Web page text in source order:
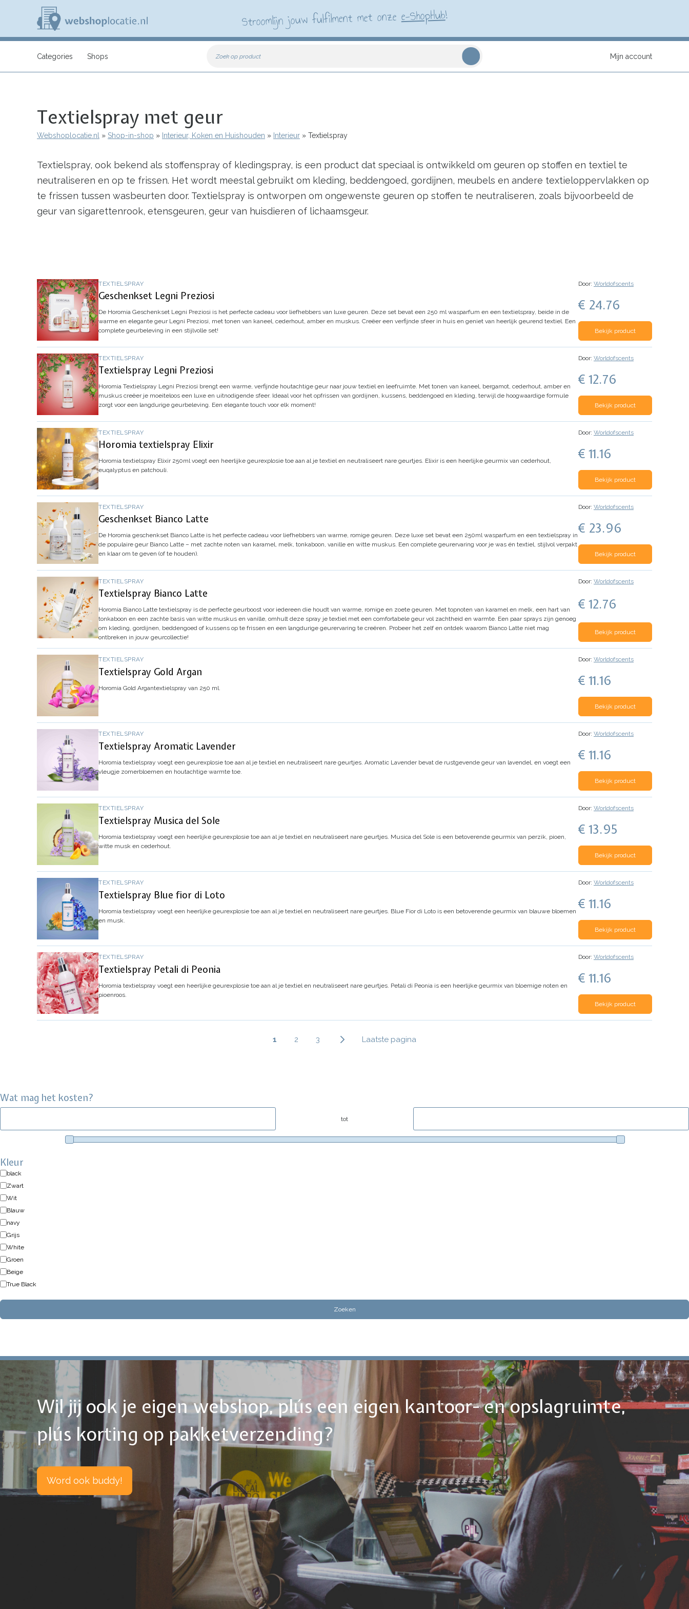
inhoud
e
s
l
a
e
n
l
Stroomlijn jouw fulfilment met onzee-ShopHub!
Zoek op product
Categories Shops Mijn account
Textielspray met geur
Kruimelpad
Webshoplocatie.nl Shop-in-shop Interieur, Koken en Huishouden Interieur Textielspray
Textielspray, ook bekend als stoffenspray of kledingspray, is een product dat speciaal is ontwikkeld om geuren op stoffen en textiel te
neutraliseren en op te frissen. Het wordt meestal gebruikt om kleding, beddengoed, gordijnen, meubels en andere textieloppervlakken op
te frissen tussen wasbeurten door. Textielspray is ontworpen om ongewenste geuren op stoffen te neutraliseren, zoals bijvoorbeeld de
geur van sigarettenrook, etensgeuren, geur van huisdieren of lichaamsgeur.
TEXTIELSPRAY
Geschenkset Legni Preziosi
De Horomia Geschenkset Legni Preziosi is het perfecte cadeau voor liefhebbers van luxe geuren. Deze set bevat een 250 ml wasparfum en een textielspray, beide in de
warme en elegante geur Legni Preziosi, met tonen van kaneel, cederhout, amber en muskus. Creëer een verfijnde sfeer in huis en geniet van heerlijk geurend textiel. Een
complete geurbeleving in een stijlvolle set!
Door: Worldofscents
€ 24.76
Bekijk product
TEXTIELSPRAY
Textielspray Legni Preziosi
Horomia Textielspray Legni Preziosi brengt een warme, verfijnde houtachtige geur naar jouw textiel en leefruimte. Met tonen van kaneel, bergamot, cederhout, amber en
muskus creëer je moeiteloos een luxe en uitnodigende sfeer. Ideaal voor het opfrissen van gordijnen, kussens, beddengoed en kleding, terwijl de hoogwaardige formule
zorgt voor een langdurige geurbeleving. Een elegante touch voor elk moment!
Door: Worldofscents
€ 12.76
Bekijk product
TEXTIELSPRAY
Horomia textielspray Elixir
Horomia textielspray Elixir 250ml voegt een heerlijke geurexplosie toe aan al je textiel en neutraliseert nare geurtjes. Elixir is een heerlijke geurmix van cederhout,
euqalyptus en patchouli.
Door: Worldofscents
€ 11.16
Bekijk product
TEXTIELSPRAY
Geschenkset Bianco Latte
De Horomia geschenkset Bianco Latte is het perfecte cadeau voor liefhebbers van warme, romige geuren. Deze luxe set bevat een 250ml wasparfum en een textielspray in
de populaire geur Bianco Latte – met zachte noten van karamel, melk, tonkaboon, vanille en witte muskus. Een complete geurervaring voor je was én textiel, stijlvol verpakt
en klaar om te geven (of te houden).
Door: Worldofscents
€ 23.96
Bekijk product
TEXTIELSPRAY
Textielspray Bianco Latte
Horomia Bianco Latte textielspray is de perfecte geurboost voor iedereen die houdt van warme, romige en zoete geuren. Met topnoten van karamel en melk, een hart van
tonkaboon en een zachte basis van witte muskus en vanille, omhult deze spray je textiel met een comfortabele geur vol zachtheid en warmte. Een paar sprays zijn genoeg
om kleding, gordijnen, beddengoed of kussens op te frissen en een langdurige geurervaring te creëren. Probeer het zelf en ontdek waarom Bianco Latte niet mag
ontbreken in jouw geurcollectie!
Door: Worldofscents
€ 12.76
Bekijk product
TEXTIELSPRAY
Textielspray Gold Argan
Horomia Gold Argantextielspray van 250 ml.
Door: Worldofscents
€ 11.16
Bekijk product
TEXTIELSPRAY
Textielspray Aromatic Lavender
Horomia textielspray voegt een geurexplosie toe aan al je textiel en neutraliseert nare geurtjes. Aromatic Lavenderbevat de rustgevende geur van lavendel, en voegt een
vleugje zomerbloemen en houtachtige warmte toe.
Door: Worldofscents
€ 11.16
Bekijk product
TEXTIELSPRAY
Textielspray Musica del Sole
Horomia textielspray voegt een heerlijke geurexplosie toe aan al je textiel en neutraliseert nare geurtjes. Musica del Sole is een betoverende geurmix van perzik, pioen,
witte musk en cederhout.
Door: Worldofscents
€ 13.95
Bekijk product
TEXTIELSPRAY
Textielspray Blue fior di Loto
Horomia textielspray voegt een heerlijke geurexplosie toe aan al je textiel en neutraliseert nare geurtjes. Blue Fior di Loto is een betoverende geurmix van blauwe bloemen
en musk.
Door: Worldofscents
€ 11.16
Bekijk product
TEXTIELSPRAY
Textielspray Petali di Peonia
Horomia textielspray voegt een heerlijke geurexplosie toe aan al je textiel en neutraliseert nare geurtjes. Petali di Peonia is een heerlijke geurmix van bloemige noten en
pioenroos.
Door: Worldofscents
€ 11.16
Bekijk product
Huidige
1 Page
2 Page
3
Laatste
Laatste pagina
Wat mag het kosten?
tot
Kleur
black
Zwart
Wit
Blauw
navy
Grijs
White
Groen
Beige
True Black
Wil jij ook je eigen webshop, plús een eigen kantoor- en opslagruimte,
plús korting op pakketverzending?
Word ook buddy!